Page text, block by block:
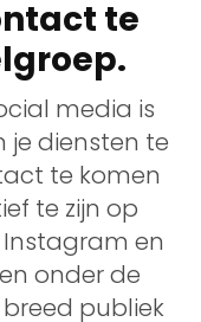
te
media is
je diensten te
te komen
te zijn op
en
onder de
publiek